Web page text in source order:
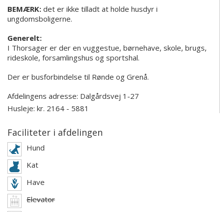
BEMÆRK: det er ikke tilladt at holde husdyr i
ungdomsboligerne.
Generelt:
I Thorsager er der en vuggestue, børnehave, skole, brugs,
rideskole, forsamlingshus og sportshal.
Der er busforbindelse til Rønde og Grenå.
Afdelingens adresse: Dalgårdsvej 1-27
Husleje: kr. 2164 - 5881
Faciliteter i afdelingen
Hund
Kat
Have
Elevator